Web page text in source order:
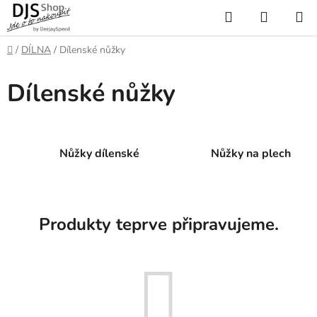
Přejít
na
obsah
Hledat
KOŠÍK
Domů
/ DÍLNA / Dílenské nůžky
Dílenské nůžky
Nůžky dílenské Nůžky na plech
Produkty teprve připravujeme.